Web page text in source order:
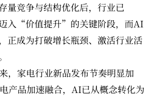
量竞争与结构优化后，行业已
入“价值提升”的关键阶段，而AI
正成为打破增长瓶颈、激活行业活
，家电行业新品发布节奏明显加
产品加速融合，AI已从概念转化为